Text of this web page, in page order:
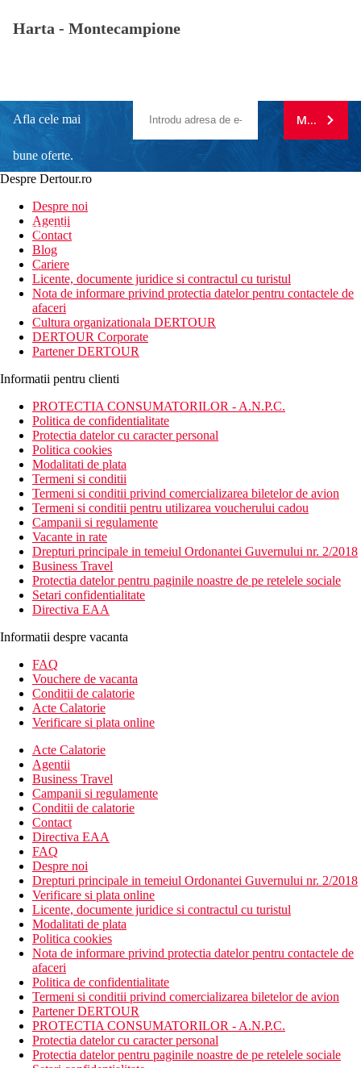
Harta - Montecampione
Afla cele mai
bune oferte.
newsletter!
MA
Despre Dertour.ro
Despre noi
Agentii
Contact
Blog
Cariere
Licente, documente juridice si contractul cu turistul
Nota de informare privind protectia datelor pentru contactele de
afaceri
Cultura organizationala DERTOUR
DERTOUR Corporate
Partener DERTOUR
Informatii pentru clienti
PROTECTIA CONSUMATORILOR - A.N.P.C.
Politica de confidentialitate
Protectia datelor cu caracter personal
Politica cookies
Modalitati de plata
Termeni si conditii
Termeni si conditii privind comercializarea biletelor de avion
Termeni si conditii pentru utilizarea voucherului cadou
Campanii si regulamente
Vacante in rate
Drepturi principale in temeiul Ordonantei Guvernului nr. 2/2018
Business Travel
Protectia datelor pentru paginile noastre de pe retelele sociale
Setari confidentialitate
Directiva EAA
Informatii despre vacanta
FAQ
Vouchere de vacanta
Conditii de calatorie
Acte Calatorie
Verificare si plata online
Acte Calatorie
Agentii
Business Travel
Campanii si regulamente
Conditii de calatorie
Contact
Directiva EAA
FAQ
Despre noi
Drepturi principale in temeiul Ordonantei Guvernului nr. 2/2018
Verificare si plata online
Licente, documente juridice si contractul cu turistul
Modalitati de plata
Politica cookies
Nota de informare privind protectia datelor pentru contactele de
afaceri
Politica de confidentialitate
Termeni si conditii privind comercializarea biletelor de avion
Partener DERTOUR
PROTECTIA CONSUMATORILOR - A.N.P.C.
Protectia datelor cu caracter personal
Protectia datelor pentru paginile noastre de pe retelele sociale